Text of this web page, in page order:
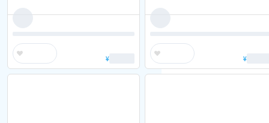
¥ ¥